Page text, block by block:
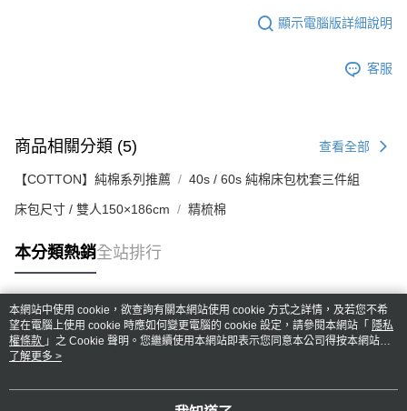
顯示電腦版詳細說明
客服
商品相關分類 (5) 查看全部
【COTTON】純棉系列推薦 40s / 60s 純棉床包枕套三件組
床包尺寸 / 雙人150×186cm 精梳棉
本分類熱銷全站排行
熱門標籤
本網站中使用 cookie，欲查詢有關本網站使用 cookie 方式之詳情，及若您不希
望在電腦上使用 cookie 時應如何變更電腦的 cookie 設定，請參閱本網站「 隱私
權條款 」之 Cookie 聲明。您繼續使用本網站即表示您同意本公司得按本網站使
用條款之 Cookie 聲明使用 cookie。
了解更多 >